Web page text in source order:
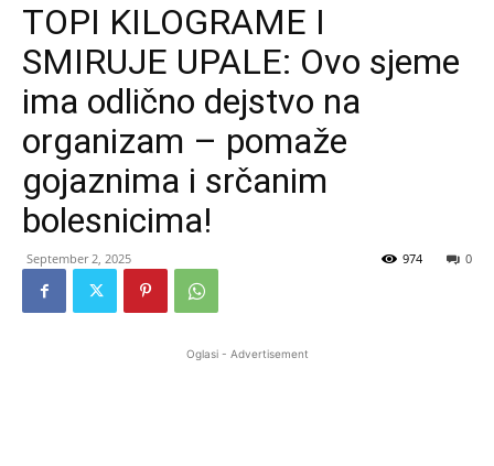
TOPI KILOGRAME I
SMIRUJE UPALE: Ovo sjeme
ima odlično dejstvo na
organizam – pomaže
gojaznima i srčanim
bolesnicima!
September 2, 2025 0
974
Oglasi - Advertisement